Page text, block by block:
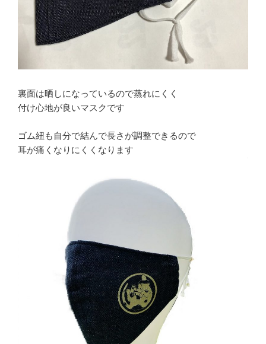
裏面は晒しになっているので蒸れにくく
付け心地が良いマスクです
ゴム紐も自分で結んで長さが調整できるので
耳が痛くなりにくくなります